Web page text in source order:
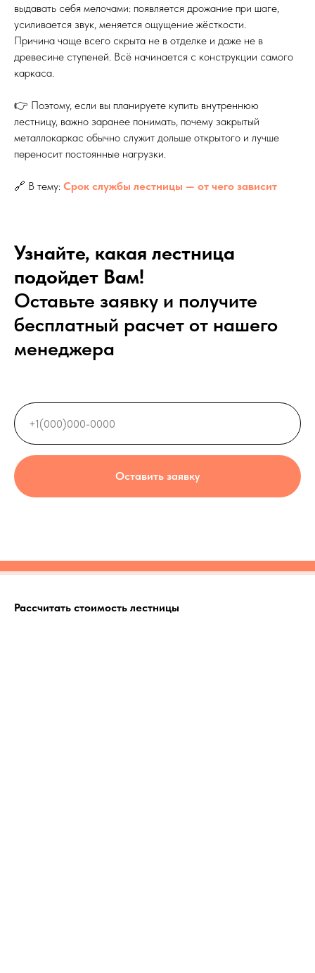
выдавать себя мелочами: появляется дрожание при шаге,
усиливается звук, меняется ощущение жёсткости.
Причина чаще всего скрыта не в отделке и даже не в
древесине ступеней. Всё начинается с конструкции самого
каркаса.
👉 Поэтому, если вы планируете купить внутреннюю
лестницу, важно заранее понимать, почему закрытый
металлокаркас обычно служит дольше открытого и лучше
переносит постоянные нагрузки.
🔗 В тему: Срок службы лестницы — от чего зависит
Узнайте, какая лестница
подойдет Вам!
Оставьте заявку и получите
бесплатный расчет от нашего
менеджера
Оставить заявку
Рассчитать стоимость лестницы